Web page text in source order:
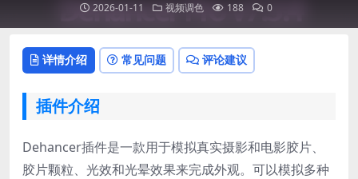
2026-01-11 视频调色 188 0
详情介绍 常见问题 评论建议
插件介绍
Dehancer插件是一款用于模拟真实摄影和电影胶片、
胶片颗粒、光效和光晕效果来完成外观。可以模拟多种